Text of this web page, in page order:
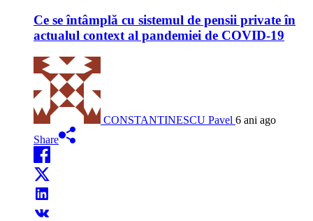
Ce se întâmplă cu sistemul de pensii private în
actualul context al pandemiei de COVID-19
CONSTANTINESCU Pavel 6 ani ago
Share